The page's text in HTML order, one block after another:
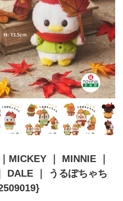
MICKEY ｜ MINNIE ｜
DALE ｜ うるぽちゃち